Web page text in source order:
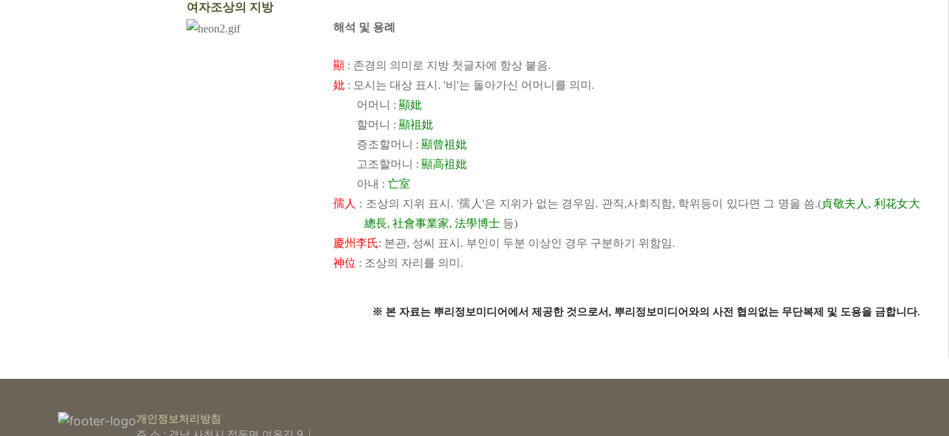
여자조상의 지방
해석 및 용례
顯: 존경의 의미로 지방 첫글자에 항상 붙음.
妣: 모시는 대상 표시. '비'는 돌아가신 어머니를 의미.
어머니 : 顯妣
할머니 : 顯祖妣
증조할머니 : 顯曾祖妣
고조할머니 : 顯高祖妣
아내 : 亡室
孺人 : 조상의 지위 표시. '孺人'은 지위가 없는 경우임. 관직,사회직함, 학위등이 있다면 그 명을 씀.(貞敬夫人, 利花女大
總長, 社會事業家, 法學博士등)
慶州李氏: 본관, 성씨 표시. 부인이 두분 이상인 경우 구분하기 위함임.
神位 : 조상의 자리를 의미.
※ 본 자료는 뿌리정보미디어에서 제공한 것으로서, 뿌리정보미디어와의 사전 협의없는 무단복제 및 도용을 금합니다.
개인정보처리방침